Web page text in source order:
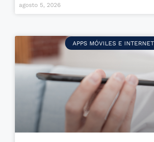
agosto 5, 2026
APPS MÓVILES E